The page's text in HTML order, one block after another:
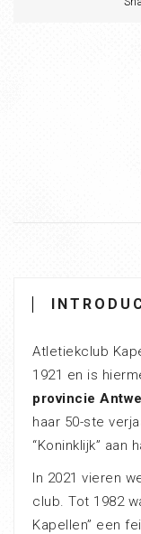
Atletiekclub
1921 en is
provincie
haar 50-ste
“Koninklijk” aan
In 2021 vieren
club. Tot 1982
Kapellen” een